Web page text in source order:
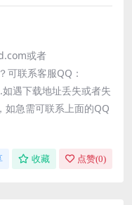
或者
联系客服QQ：
遇下载地址丢失或者失
如急需可联系上面的QQ
收藏 点赞(0)